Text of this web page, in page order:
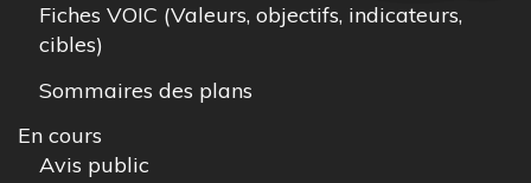
Fiches VOIC (Valeurs, objectifs, indicateurs,
cibles)
Sommaires des plans
En cours
Avis public